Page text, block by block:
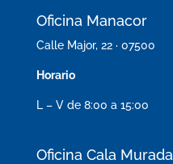
Oficina Manacor
Calle Major, 22 · 07500
Horario
L – V de 8:00 a 15:00
Oficina Cala Murada